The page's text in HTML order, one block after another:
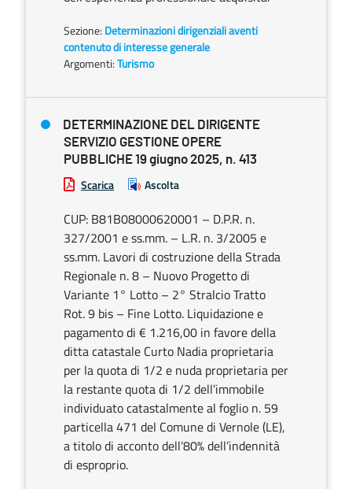
Sezione: Determinazioni dirigenziali aventi
contenuto di interesse generale
Argomenti:Turismo
DETERMINAZIONE DEL DIRIGENTE
SERVIZIO GESTIONE OPERE
PUBBLICHE 19 giugno 2025, n. 413
Scarica Ascolta
CUP: B81B08000620001 – D.P.R. n.
327/2001 e ss.mm. – L.R. n. 3/2005 e
ss.mm. Lavori di costruzione della Strada
Regionale n. 8 – Nuovo Progetto di
Variante 1° Lotto – 2° Stralcio Tratto
Rot. 9 bis – Fine Lotto. Liquidazione e
pagamento di € 1.216,00 in favore della
ditta catastale Curto Nadia proprietaria
per la quota di 1/2 e nuda proprietaria per
la restante quota di 1/2 dell’immobile
individuato catastalmente al foglio n. 59
particella 471 del Comune di Vernole (LE),
a titolo di acconto dell’80% dell’indennità
di esproprio.